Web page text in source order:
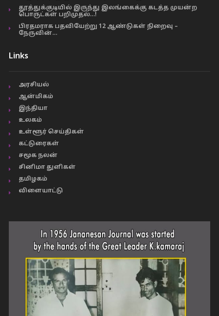
தூத்துக்குடியில் இருந்து இலங்கைக்கு கடத்த முயன்ற
பொருட்கள் பறிமுதல்…!
பிரதமராக பதவியேற்று 12 ஆண்டுகள் நிறைவு –
நேருவின்…
Links
அரசியல்
ஆன்மிகம்
இந்தியா
உலகம்
உள்ளூர் செய்திகள்
கட்டுரைகள்
சமூக நலன்
சினிமா துளிகள்
தமிழகம்
விளையாட்டு